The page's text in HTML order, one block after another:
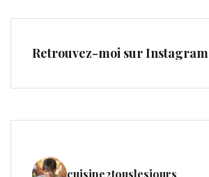
Retrouvez-moi sur Instagram
cuisine2touslesjours